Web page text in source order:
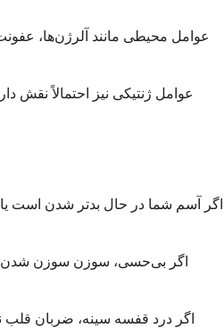
عوامل محیطی مانند آلرژن‌ها،
عوامل ژنتیکی نیز احتمالاً نقش
اگر آسم شما در حال بدتر شدن است
اگر بی‌حسی، سوزن سوزن شدن
اگر درد قفسه سینه، ضربان قلب